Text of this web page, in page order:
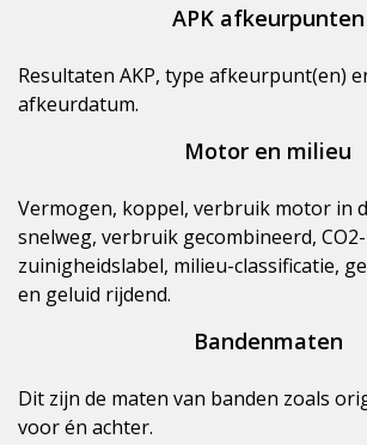
APK afkeurpunten
Resultaten AKP, type afkeurpunt(en)
afkeurdatum.
Motor en milieu
Vermogen, koppel, verbruik motor in
snelweg, verbruik gecombineerd,
zuinigheidslabel, milieu-classificatie,
en geluid rijdend.
Bandenmaten
Dit zijn de maten van banden zoals
voor én achter.